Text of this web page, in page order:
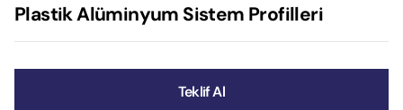
Plastik Alüminyum Sistem Profilleri
Teklif Al